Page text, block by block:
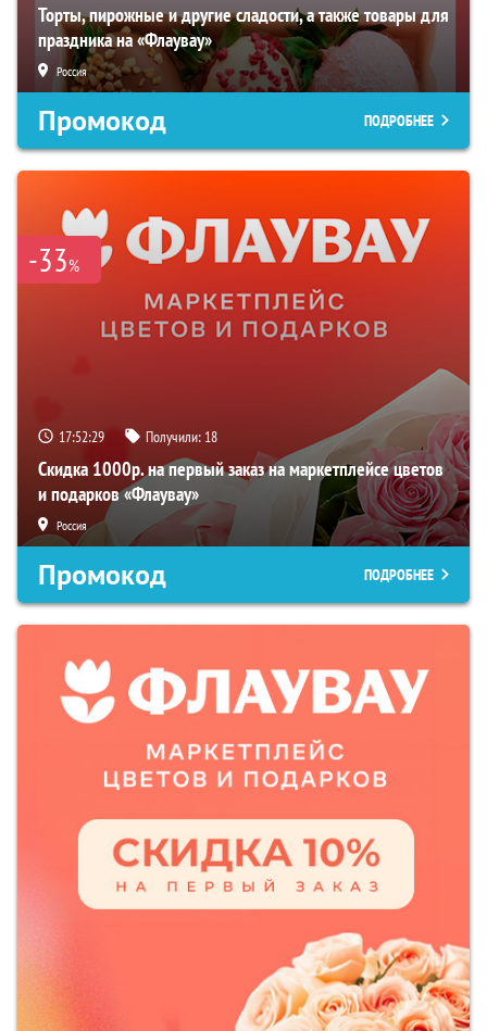
Торты, пирожные и другие сладости, а также товары для
праздника на «Флаувау»
Россия
Промокод ПОДРОБНЕЕ
-33%
17:52:28 Получили: 18
Скидка 1000р. на первый заказ на маркетплейсе цветов
и подарков «Флаувау»
Россия
Промокод ПОДРОБНЕЕ